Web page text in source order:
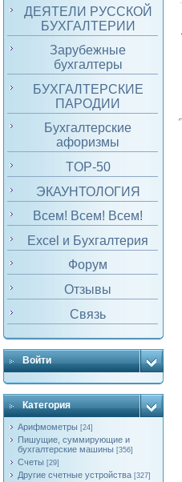
ДЕЯТЕЛИ РУССКОЙ
БУХГАЛТЕРИИ
Зарубежные
бухгалтеры
БУХГАЛТЕРСКИЕ
ПАРОДИИ
Бухгалтерские
афоризмы
TOP-50
ЭКАУНТОЛОГИЯ
Всем! Всем! Всем!
Excel и Бухгалтерия
Форум
Отзывы
Связь
Войти
Категория
Арифмометры [24]
Пишущие, суммирующие и
бухгалтерские машины [356]
Счеты [29]
Другие счетные устройства [327]